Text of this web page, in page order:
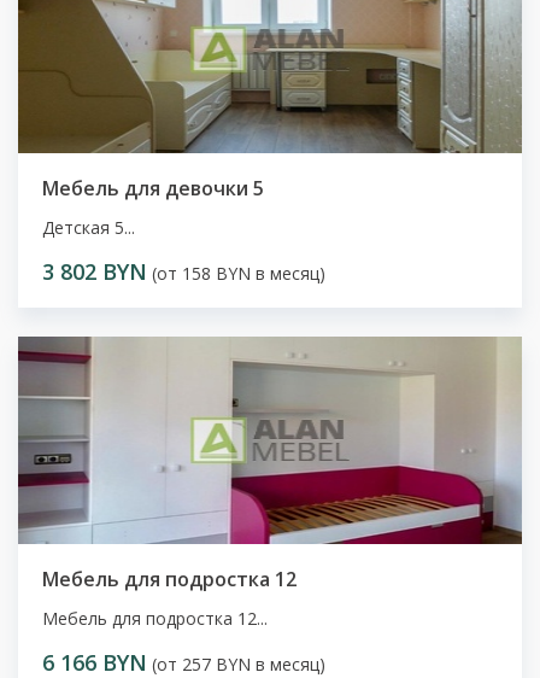
Мебель для девочки 5
Детская 5...
3 802 BYN (от 158 BYN в месяц)
Мебель для подростка 12
Мебель для подростка 12...
6 166 BYN (от 257 BYN в месяц)